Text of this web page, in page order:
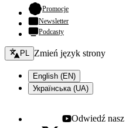
Promocje- otwiera się w nowej
Newsletter
Podcasty
Zmień język - bieżący:
PL Zmień język strony
English (EN)
Українська (UA)
Youtube - otwiera się
Odwiedź nasz